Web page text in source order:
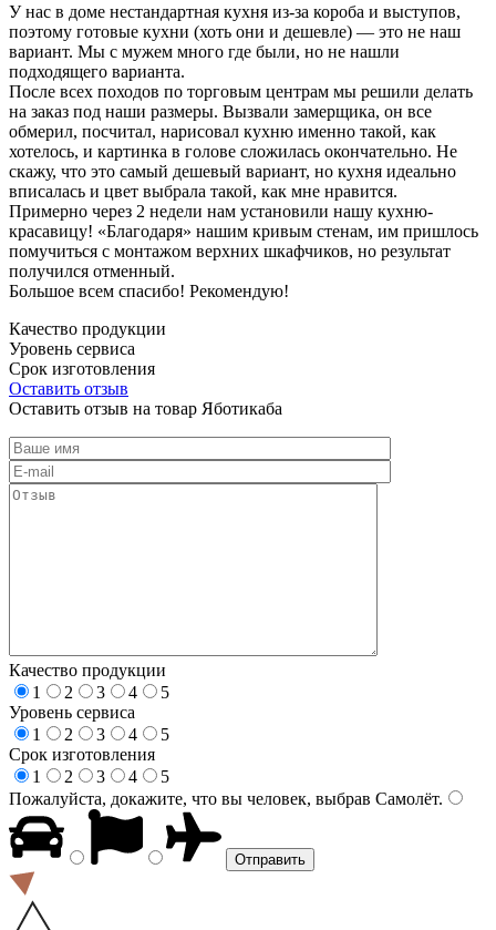
У нас в доме нестандартная кухня из-за короба и выступов,
поэтому готовые кухни (хоть они и дешевле) — это не наш
вариант. Мы с мужем много где были, но не нашли
подходящего варианта.
После всех походов по торговым центрам мы решили делать
на заказ под наши размеры. Вызвали замерщика, он все
обмерил, посчитал, нарисовал кухню именно такой, как
хотелось, и картинка в голове сложилась окончательно. Не
скажу, что это самый дешевый вариант, но кухня идеально
вписалась и цвет выбрала такой, как мне нравится.
Примерно через 2 недели нам установили нашу кухню-
красавицу! «Благодаря» нашим кривым стенам, им пришлось
помучиться с монтажом верхних шкафчиков, но результат
получился отменный.
Большое всем спасибо! Рекомендую!
Качество продукции
Уровень сервиса
Срок изготовления
Оставить отзыв
Оставить отзыв на товар Яботикаба
Качество продукции
1
2 3 4
5
Уровень сервиса
1
2 3 4
5
Срок изготовления
1
2 3 4
5
Пожалуйста, докажите, что вы человек, выбрав Самолёт.